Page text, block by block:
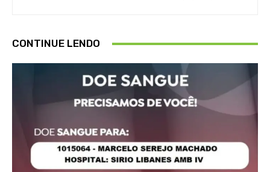
CONTINUE LENDO